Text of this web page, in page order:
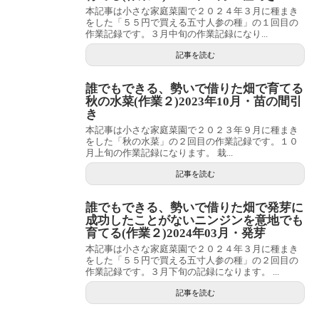
本記事は小さな家庭菜園で２０２４年３月に種まき
をした「５５円で買える五寸人参の種」の１回目の
作業記録です。３月中旬の作業記録になり...
記事を読む
誰でもできる、勢いで借りた畑で育てる
秋の水菜(作業２)2023年10月・苗の間引
き
本記事は小さな家庭菜園で２０２３年９月に種まき
をした「秋の水菜」の２回目の作業記録です。１０
月上旬の作業記録になります。 栽...
記事を読む
誰でもできる、勢いで借りた畑で発芽に
成功したことがないニンジンを意地でも
育てる(作業２)2024年03月・発芽
本記事は小さな家庭菜園で２０２４年３月に種まき
をした「５５円で買える五寸人参の種」の２回目の
作業記録です。３月下旬の記録になります。 ...
記事を読む